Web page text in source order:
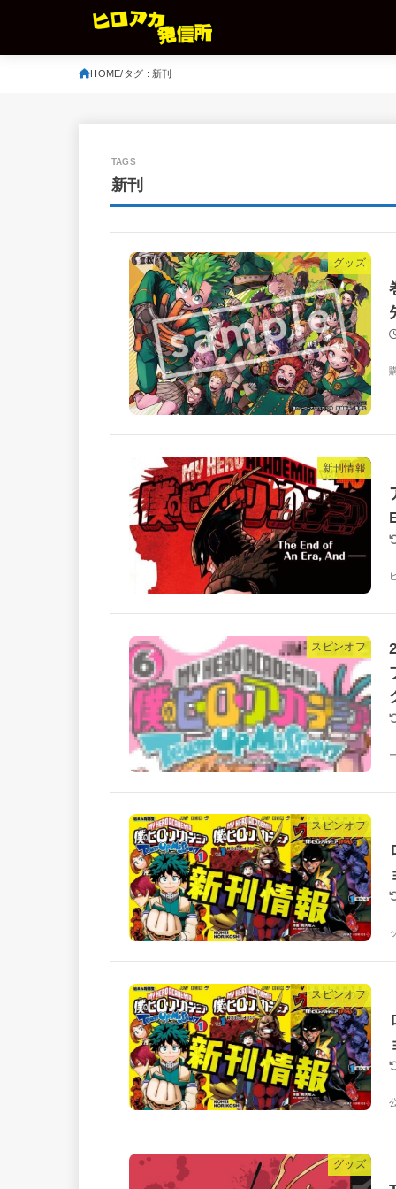
HOME タグ : 新刊
新刊
グッズ
新刊情報
スピンオフ
スピンオフ
スピンオフ
グッズ